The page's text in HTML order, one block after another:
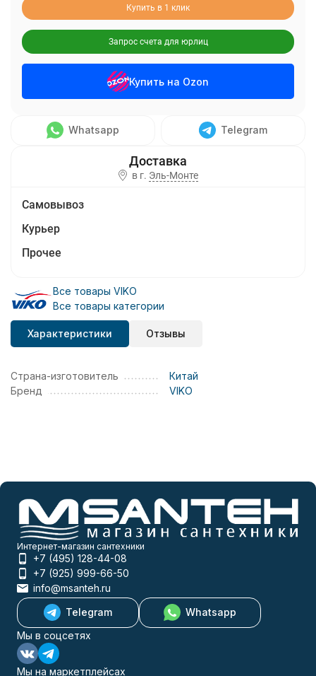
Купить в 1 клик
Запрос счета для юрлиц
Купить на Ozon
Whatsapp Telegram
в г. Эль-Монте
Самовывоз
Курьер
Прочее
Все товары VIKO
Все товары категории
Характеристики Отзывы
Страна-изготовитель
Китай
Бренд
VIKO
Интернет-магазин сантехники
+7 (495) 128-44-08
+7 (925) 999-66-50
info@msanteh.ru
Telegram
Whatsapp
Мы в соцсетях
Мы на маркетплейсах